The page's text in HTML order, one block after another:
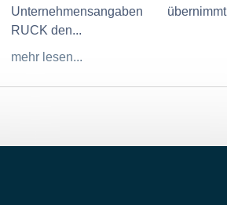
Unternehmensangaben übernimmt
RUCK den...
mehr lesen...